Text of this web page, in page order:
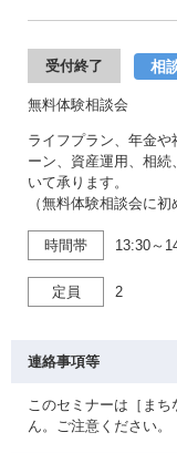
受付終了 相
無料体験相談会
ライフプラン、年金
ーン、資産運用、相
いて承ります。
（無料体験相談会に
時間帯 13:30～
定員 2
連絡事項等
このセミナーは［ま
ん。ご注意ください。